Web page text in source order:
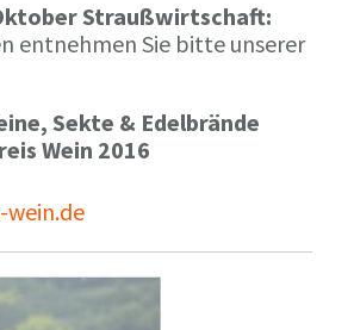
Straußwirtschaft:
entnehmen Sie bitte unserer
Sekte & Edelbrände
Wein 2016